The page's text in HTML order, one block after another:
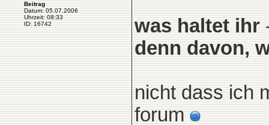
Beitrag
Datum: 05.07.2006
Uhrzeit: 08:33
ID: 16742
was haltet ihr
denn davon,
nicht dass ich
forum